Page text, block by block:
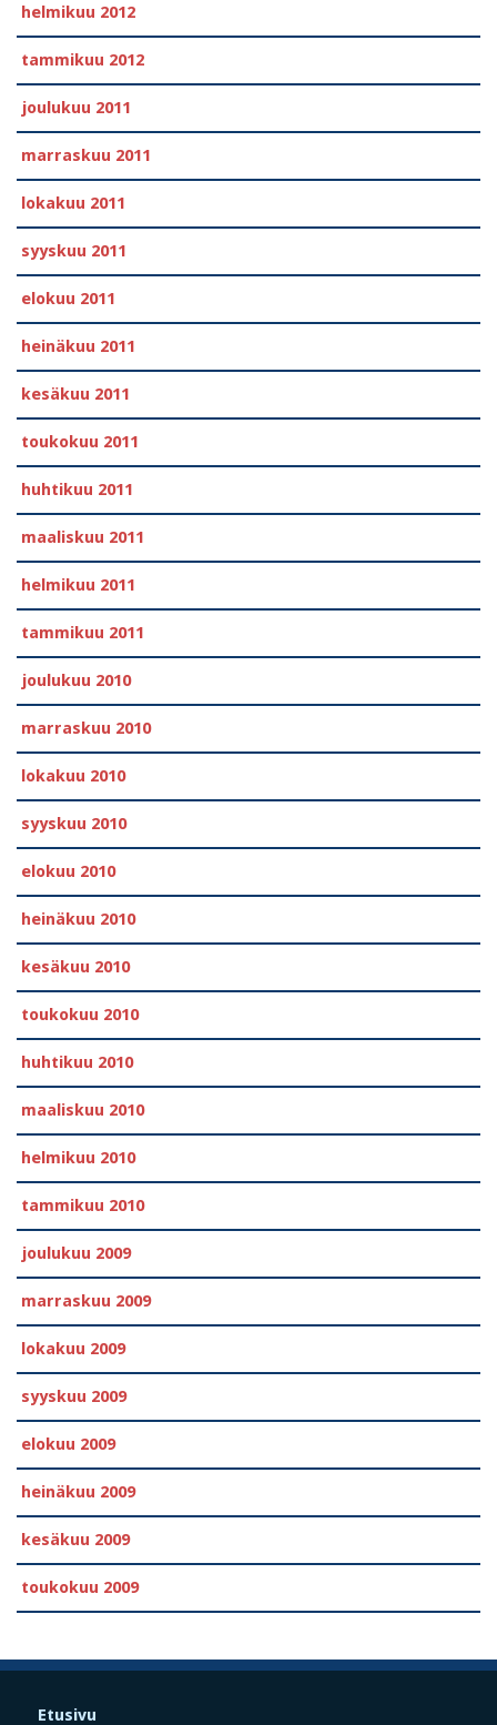
helmikuu 2012
tammikuu 2012
joulukuu 2011
marraskuu 2011
lokakuu 2011
syyskuu 2011
elokuu 2011
heinäkuu 2011
kesäkuu 2011
toukokuu 2011
huhtikuu 2011
maaliskuu 2011
helmikuu 2011
tammikuu 2011
joulukuu 2010
marraskuu 2010
lokakuu 2010
syyskuu 2010
elokuu 2010
heinäkuu 2010
kesäkuu 2010
toukokuu 2010
huhtikuu 2010
maaliskuu 2010
helmikuu 2010
tammikuu 2010
joulukuu 2009
marraskuu 2009
lokakuu 2009
syyskuu 2009
elokuu 2009
heinäkuu 2009
kesäkuu 2009
toukokuu 2009
Etusivu